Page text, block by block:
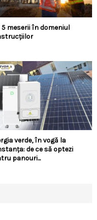
5 meserii în domeniul
verde, în vogă la
de ce să optezi
panouri...